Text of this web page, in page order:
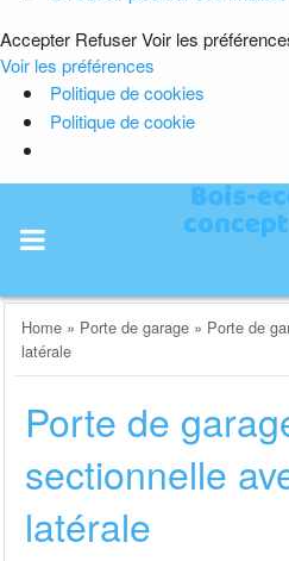
Accepter RefuserVoir les
Voir les préférences
Politique de cookies
Politique de cookie
content
Home » Porte de garage » Porte de
latérale
Porte de
sectionnelle
latérale